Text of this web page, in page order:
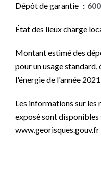
Dépôt de garantie
État des lieux charge
Montant estimé des
pour un usage
l'énergie de l'année
Les informations sur les
exposé sont disponibles
www.georisques.gouv.fr